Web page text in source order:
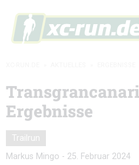
Ergebnisse
Trailrun
Markus Mingo - 25. Februar 2024